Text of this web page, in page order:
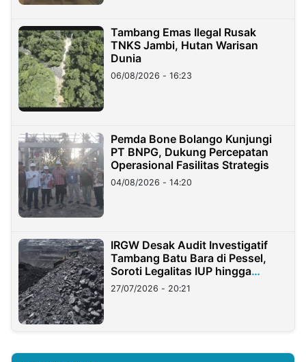
Tambang Emas Ilegal Rusak
TNKS Jambi, Hutan Warisan
Dunia
06/08/2026 - 16:23
Pemda Bone Bolango Kunjungi
PT BNPG, Dukung Percepatan
Operasional Fasilitas Strategis
04/08/2026 - 14:20
IRGW Desak Audit Investigatif
Tambang Batu Bara di Pessel,
Soroti Legalitas IUP hingga
Stockpile
27/07/2026 - 20:21